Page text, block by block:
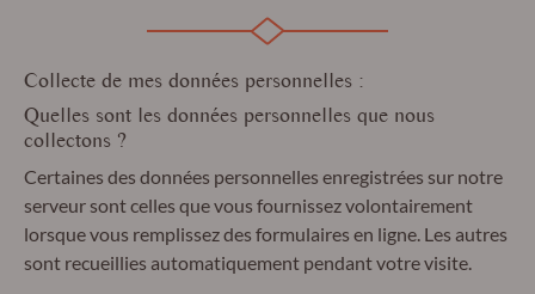
Collecte de mes données personnelles :
Quelles sont les données personnelles que nous
collectons ?
Certaines des données personnelles enregistrées sur notre
serveur sont celles que vous fournissez volontairement
lorsque vous remplissez des formulaires en ligne. Les autres
sont recueillies automatiquement pendant votre visite.